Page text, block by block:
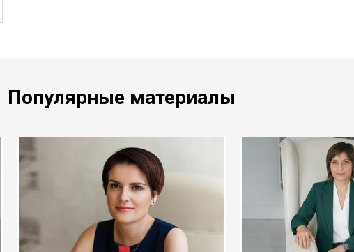
Популярные материалы